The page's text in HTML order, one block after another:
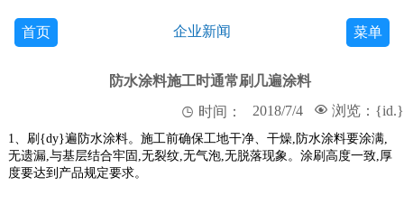
首页 企业新闻 菜单
防水涂料施工时通常刷几遍涂料
 浏览：{id.}
 时间： 2018/7/4
1、 刷{dy}遍防水涂料。施工前确保工地干净、干燥 防水涂料要涂满,
无遗漏, 与基层结合牢固 无裂纹, 无气泡, 无脱落现象。涂刷高度一致, 厚
度要达到产品规定要求。